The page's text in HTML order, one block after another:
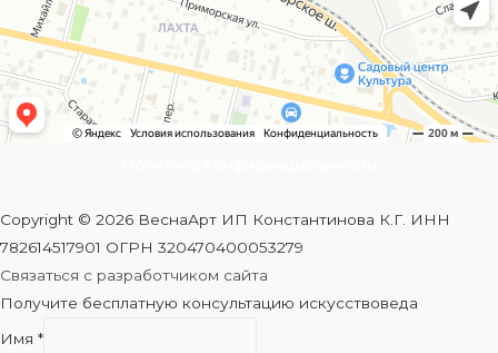
Copyright © 2026 ВеснаАрт ИП Константинова К.Г. ИНН
782614517901 ОГРН 320470400053279
Связаться с разработчиком сайта
Получите бесплатную консультацию искусствоведа
Имя *